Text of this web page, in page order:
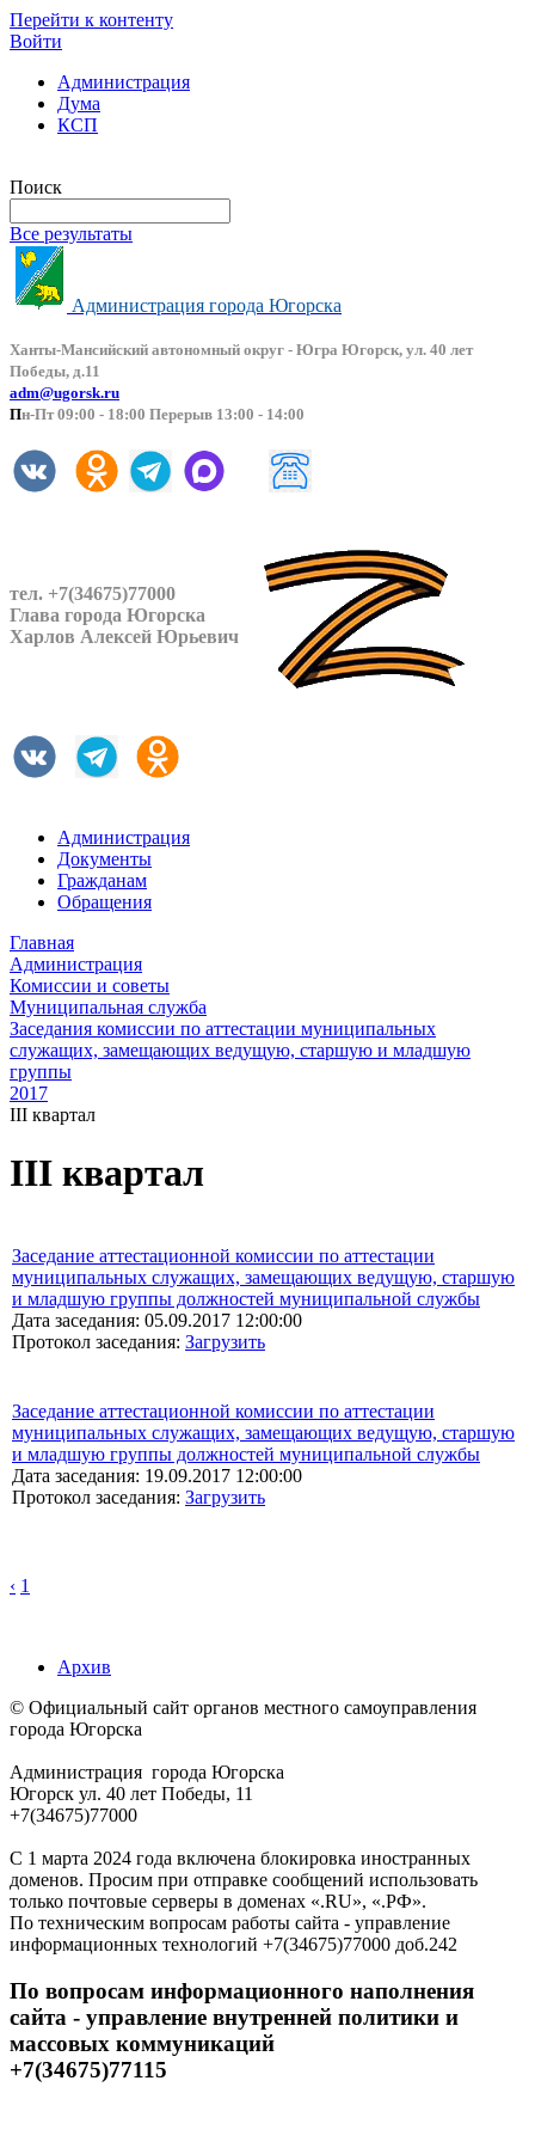
Перейти к контенту
Войти
Администрация
Дума
КСП
Поиск
Все результаты
Администрация города Югорска
Ханты-Мансийский автономный округ - Югра Югорск, ул. 40 лет
Победы, д.11
adm@ugorsk.ru
Пн-Пт 09:00 - 18:00 Перерыв 13:00 - 14:00
тел. +7(34675)77000
Глава города Югорска
Харлов Алексей Юрьевич
Администрация
Документы
Гражданам
Обращения
Главная
Администрация
Комиссии и советы
Муниципальная служба
Заседания комиссии по аттестации муниципальных
служащих, замещающих ведущую, старшую и младшую
группы
2017
III квартал
III квартал
Заседание аттестационной комиссии по аттестации
муниципальных служащих, замещающих ведущую, старшую
и младшую группы должностей муниципальной службы
Дата заседания: 05.09.2017 12:00:00
Протокол заседания: Загрузить
Заседание аттестационной комиссии по аттестации
муниципальных служащих, замещающих ведущую, старшую
и младшую группы должностей муниципальной службы
Дата заседания: 19.09.2017 12:00:00
Протокол заседания: Загрузить
‹ 1
Архив
© Официальный сайт органов местного самоуправления
города Югорска
Администрация города Югорска
Югорск ул. 40 лет Победы, 11
+7(34675)77000
С 1 марта 2024 года включена блокировка иностранных
доменов. Просим при отправке сообщений использовать
только почтовые серверы в доменах «.RU», «.РФ».
По техническим вопросам работы сайта - управление
информационных технологий +7(34675)77000 доб.242
По вопросам информационного наполнения
сайта - управление внутренней политики и
массовых коммуникаций
+7(34675)77115